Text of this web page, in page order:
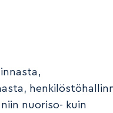
nuoriso- kuin